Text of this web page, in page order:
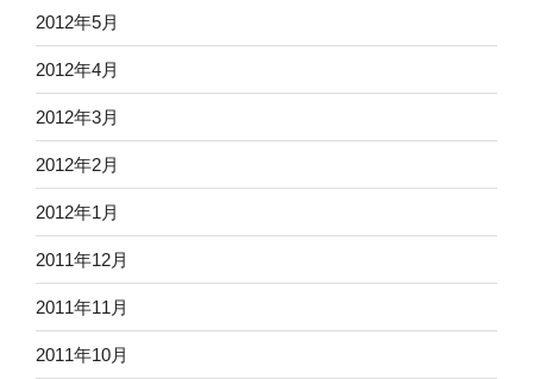
2012年5月
2012年4月
2012年3月
2012年2月
2012年1月
2011年12月
2011年11月
2011年10月